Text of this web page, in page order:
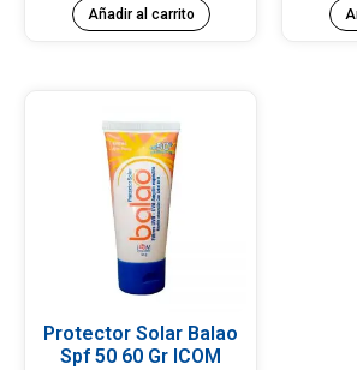
Añadir al carrito
Protector Solar Balao
Spf 50 60 Gr ICOM